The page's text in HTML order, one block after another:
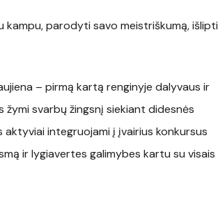
parodyti savo meistriškumą, išlipti
– pirmą kartą renginyje dalyvaus ir
žymi svarbų žingsnį siekiant didesnės
integruojami į įvairius konkursus
ir lygiavertes galimybes kartu su visais